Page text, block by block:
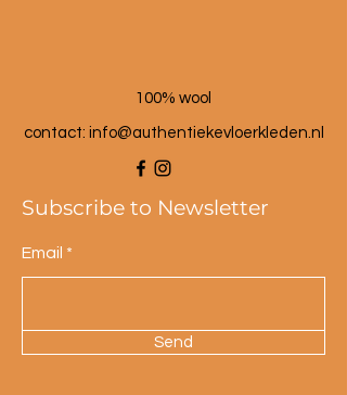
100% wool
contact: info@authentiekevloerkleden.nl
Subscribe to Newsletter
Email
Send